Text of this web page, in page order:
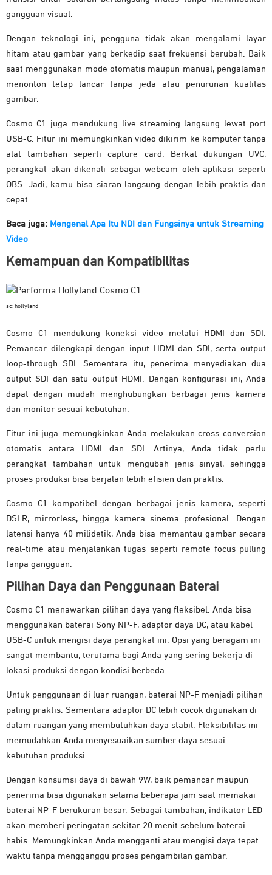
gangguan visual.
Dengan teknologi ini, pengguna tidak akan mengalami layar
hitam atau gambar yang berkedip saat frekuensi berubah. Baik
saat menggunakan mode otomatis maupun manual, pengalaman
menonton tetap lancar tanpa jeda atau penurunan kualitas
gambar.
Cosmo C1 juga mendukung live streaming langsung lewat port
USB-C. Fitur ini memungkinkan video dikirim ke komputer tanpa
alat tambahan seperti capture card. Berkat dukungan UVC,
perangkat akan dikenali sebagai webcam oleh aplikasi seperti
OBS. Jadi, kamu bisa siaran langsung dengan lebih praktis dan
cepat.
Baca juga: Mengenal Apa Itu NDI dan Fungsinya untuk Streaming
Video
Kemampuan dan Kompatibilitas
sc: hollyland
Cosmo C1 mendukung koneksi video melalui HDMI dan SDI.
Pemancar dilengkapi dengan input HDMI dan SDI, serta output
loop-through SDI. Sementara itu, penerima menyediakan dua
output SDI dan satu output HDMI. Dengan konfigurasi ini, Anda
dapat dengan mudah menghubungkan berbagai jenis kamera
dan monitor sesuai kebutuhan.
Fitur ini juga memungkinkan Anda melakukan cross-conversion
otomatis antara HDMI dan SDI. Artinya, Anda tidak perlu
perangkat tambahan untuk mengubah jenis sinyal, sehingga
proses produksi bisa berjalan lebih efisien dan praktis.
Cosmo C1 kompatibel dengan berbagai jenis kamera, seperti
DSLR, mirrorless, hingga kamera sinema profesional. Dengan
latensi hanya 40 milidetik, Anda bisa memantau gambar secara
real-time atau menjalankan tugas seperti remote focus pulling
tanpa gangguan.
Pilihan Daya dan Penggunaan Baterai
Cosmo C1 menawarkan pilihan daya yang fleksibel. Anda bisa
menggunakan baterai Sony NP-F, adaptor daya DC, atau kabel
USB-C untuk mengisi daya perangkat ini. Opsi yang beragam ini
sangat membantu, terutama bagi Anda yang sering bekerja di
lokasi produksi dengan kondisi berbeda.
Untuk penggunaan di luar ruangan, baterai NP-F menjadi pilihan
paling praktis. Sementara adaptor DC lebih cocok digunakan di
dalam ruangan yang membutuhkan daya stabil. Fleksibilitas ini
memudahkan Anda menyesuaikan sumber daya sesuai
kebutuhan produksi.
Dengan konsumsi daya di bawah 9W, baik pemancar maupun
penerima bisa digunakan selama beberapa jam saat memakai
baterai NP-F berukuran besar. Sebagai tambahan, indikator LED
akan memberi peringatan sekitar 20 menit sebelum baterai
habis. Memungkinkan Anda mengganti atau mengisi daya tepat
waktu tanpa mengganggu proses pengambilan gambar.